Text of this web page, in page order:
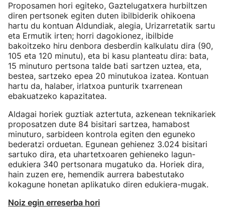
Proposamen hori egiteko, Gaztelugatxera hurbiltzen
diren pertsonek egiten duten ibilbiderik ohikoena
hartu du kontuan Aldundiak, alegia, Urizarretatik sartu
eta Ermutik irten; horri dagokionez, ibilbide
bakoitzeko hiru denbora desberdin kalkulatu dira (90,
105 eta 120 minutu), eta bi kasu planteatu dira: bata,
15 minuturo pertsona talde bati sartzen uztea, eta,
bestea, sartzeko epea 20 minutukoa izatea. Kontuan
hartu da, halaber, irlatxoa punturik txarrenean
ebakuatzeko kapazitatea.
Aldagai horiek guztiak aztertuta, azkenean teknikariek
proposatzen dute 84 bisitari sartzea, hamabost
minuturo, sarbideen kontrola egiten den eguneko
bederatzi orduetan. Egunean gehienez 3.024 bisitari
sartuko dira, eta uhartetxoaren gehieneko lagun-
edukiera 340 pertsonara mugatuko da. Horiek dira,
hain zuzen ere, hemendik aurrera babestutako
kokagune honetan aplikatuko diren edukiera-mugak.
Noiz egin erreserba hori